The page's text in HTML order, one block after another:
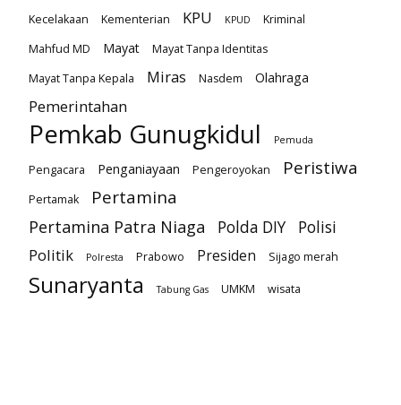
Kecelakaan
Kementerian KPU KPUD
Kriminal
Mahfud MD
Mayat
Mayat Tanpa Identitas
Mayat Tanpa Kepala
Miras Nasdem Olahraga
Pemerintahan
Pemkab Gunugkidul Pemuda
Pengacara Penganiayaan Pengeroyokan Peristiwa
Pertamak Pertamina
Pertamina Patra Niaga Polda DIY
Polisi
Politik
Polresta Prabowo Presiden Sijago merah
Sunaryanta Tabung Gas UMKM wisata